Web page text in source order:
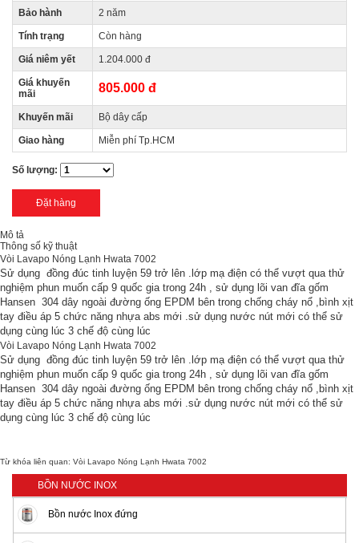
Bảo hành 2 năm
Tính trạng Còn hàng
Giá niêm yết 1.204.000 đ
Giá khuyến
mãi
805.000 đ
Khuyến mãi Bộ dây cấp
Giao hàng Miễn phí Tp.HCM
Số lượng:
Mô tả
Thông số kỹ thuật
Vòi Lavapo Nóng Lạnh Hwata 7002
Sử dụng đồng đúc tinh luyện 59 trở lên .lớp mạ điện có thể vượt qua thử
nghiệm phun muốn cấp 9 quốc gia trong 24h , sử dụng lõi van đĩa gốm
Hansen 304 dây ngoài đường ống EPDM bên trong chống cháy nổ ,bình xịt
tay điều áp 5 chức năng nhựa abs mới .sử dụng nước nút mới có thể sử
dụng cùng lúc 3 chế độ cùng lúc
Vòi Lavapo Nóng Lạnh Hwata 7002
Sử dụng đồng đúc tinh luyện 59 trở lên .lớp mạ điện có thể vượt qua thử
nghiệm phun muốn cấp 9 quốc gia trong 24h , sử dụng lõi van đĩa gốm
Hansen 304 dây ngoài đường ống EPDM bên trong chống cháy nổ ,bình xịt
tay điều áp 5 chức năng nhựa abs mới .sử dụng nước nút mới có thể sử
dụng cùng lúc 3 chế độ cùng lúc
Từ khóa liên quan: Vòi Lavapo Nóng Lạnh Hwata 7002
BỒN NƯỚC INOX
Bồn nước Inox đứng